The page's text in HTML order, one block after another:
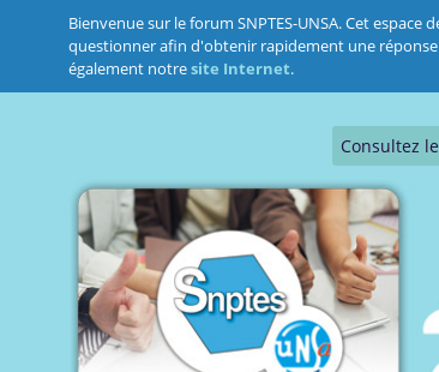
Bienvenue sur le forum SNPTES-UNSA. Cet
questionner afin d'obtenir rapidement une
également notresite Internet.
Consultez